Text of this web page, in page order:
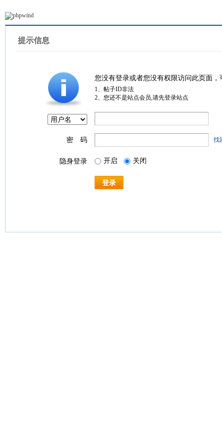
提示信息
您没有登录或者您没有权限访问此页面
1、帖子ID非法
2、您还不是站点会员,请先登录站点
密 码 找
隐身登录 开启 关闭
登录